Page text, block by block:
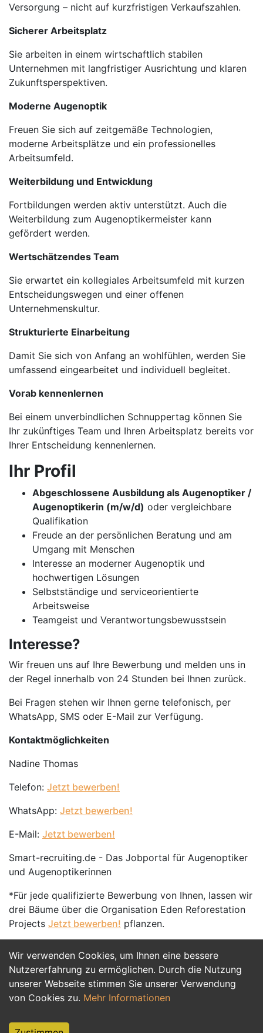
Wir verwenden Cookies, um Ihnen eine bessere
Nutzererfahrung zu ermöglichen. Durch die Nutzung
unserer Webseite stimmen Sie unserer Verwendung
von Cookies zu. Mehr Informationen
Versorgung – nicht auf kurzfristigen Verkaufszahlen.
Sicherer Arbeitsplatz
Sie arbeiten in einem wirtschaftlich stabilen
Unternehmen mit langfristiger Ausrichtung und klaren
Zukunftsperspektiven.
Moderne Augenoptik
Freuen Sie sich auf zeitgemäße Technologien,
moderne Arbeitsplätze und ein professionelles
Arbeitsumfeld.
Weiterbildung und Entwicklung
Fortbildungen werden aktiv unterstützt. Auch die
Weiterbildung zum Augenoptikermeister kann
gefördert werden.
Wertschätzendes Team
Sie erwartet ein kollegiales Arbeitsumfeld mit kurzen
Entscheidungswegen und einer offenen
Unternehmenskultur.
Strukturierte Einarbeitung
Damit Sie sich von Anfang an wohlfühlen, werden Sie
umfassend eingearbeitet und individuell begleitet.
Vorab kennenlernen
Bei einem unverbindlichen Schnuppertag können Sie
Ihr zukünftiges Team und Ihren Arbeitsplatz bereits vor
Ihrer Entscheidung kennenlernen.
Ihr Profil
Abgeschlossene Ausbildung als Augenoptiker /
Augenoptikerin (m/w/d) oder vergleichbare
Qualifikation
Freude an der persönlichen Beratung und am
Umgang mit Menschen
Interesse an moderner Augenoptik und
hochwertigen Lösungen
Selbstständige und serviceorientierte
Arbeitsweise
Teamgeist und Verantwortungsbewusstsein
Interesse?
Wir freuen uns auf Ihre Bewerbung und melden uns in
der Regel innerhalb von 24 Stunden bei Ihnen zurück.
Bei Fragen stehen wir Ihnen gerne telefonisch, per
WhatsApp, SMS oder E-Mail zur Verfügung.
Kontaktmöglichkeiten
Nadine Thomas
Telefon: Jetzt bewerben!
WhatsApp: Jetzt bewerben!
E-Mail: Jetzt bewerben!
Smart-recruiting.de - Das Jobportal für Augenoptiker
und Augenoptikerinnen
*Für jede qualifizierte Bewerbung von Ihnen, lassen wir
drei Bäume über die Organisation Eden Reforestation
Projects Jetzt bewerben! pflanzen.
Jetzt Bewerben